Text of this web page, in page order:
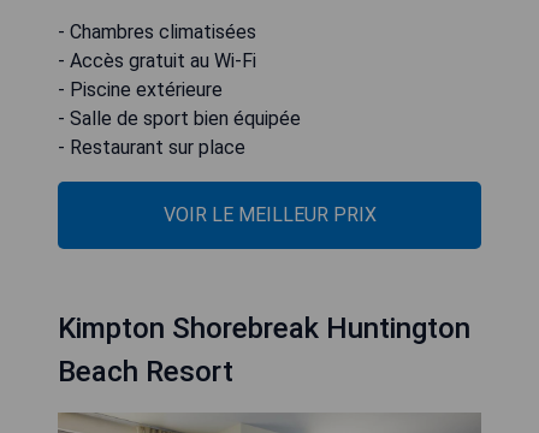
- Chambres climatisées
- Accès gratuit au Wi-Fi
- Piscine extérieure
- Salle de sport bien équipée
- Restaurant sur place
VOIR LE MEILLEUR PRIX
Kimpton Shorebreak Huntington
Beach Resort